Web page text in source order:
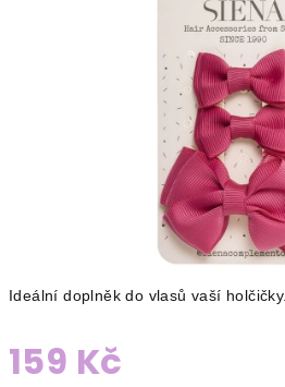
Ideální doplněk do vlasů vaší holčičky.
159 Kč